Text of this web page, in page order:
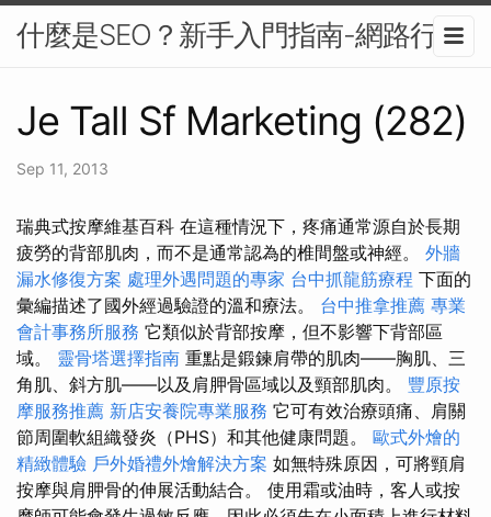
什麼是SEO？新手入門指南-網路行銷
Je Tall Sf Marketing (282)
Sep 11, 2013
瑞典式按摩維基百科 在這種情況下，疼痛通常源自於長期
疲勞的背部肌肉，而不是通常認為的椎間盤或神經。 外牆
漏水修復方案 處理外遇問題的專家 台中抓龍筋療程 下面的
彙編描述了國外經過驗證的溫和療法。 台中推拿推薦 專業
會計事務所服務 它類似於背部按摩，但不影響下背部區
域。 靈骨塔選擇指南 重點是鍛鍊肩帶的肌肉——胸肌、三
角肌、斜方肌——以及肩胛骨區域以及頸部肌肉。 豐原按
摩服務推薦 新店安養院專業服務 它可有效治療頭痛、肩關
節周圍軟組織發炎（PHS）和其他健康問題。 歐式外燴的
精緻體驗 戶外婚禮外燴解決方案 如無特殊原因，可將頸肩
按摩與肩胛骨的伸展活動結合。 使用霜或油時，客人或按